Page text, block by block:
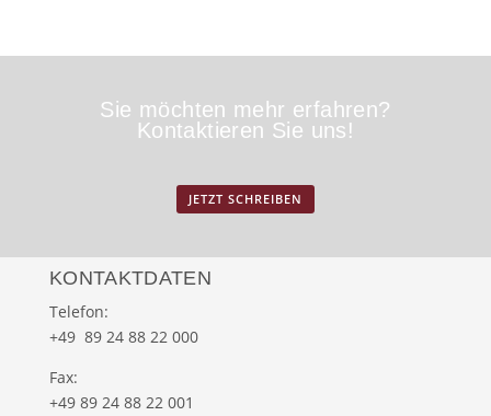
Sie möchten mehr erfahren?
Kontaktieren Sie uns!
JETZT SCHREIBEN
KONTAKTDATEN
Telefon:
+49 89 24 88 22 000
Fax:
+49 89 24 88 22 001